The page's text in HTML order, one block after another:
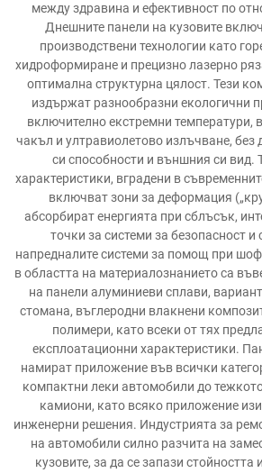
между здравина и ефективност по
Днешните панели на кузовите
производствени технологии като
хидроформиране и прецизно лазерно
оптимална структурна цялост. Тези
издържат разнообразни екологични
включително екстремни температури,
чакъл и ултравиолетово излъчване, без
си способности и външния си вид.
характеристики, вградени в
включват зони за деформация
абсорбират енергията при сблъсък,
точки за системи за безопасност
напредналите системи за помощ при
в областта на материалознанието са
на панели алуминиеви сплави,
стомана, въглеродни влакнени
полимери, като всеки от тях
експлоатационни характеристики.
намират приложение във всички
компактни леки автомобили до
камиони, като всяко приложение
инженерни решения. Индустрията за
на автомобили силно разчита на
кузовите, за да се запази стойността